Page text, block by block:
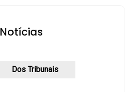
Notícias
Dos Tribunais